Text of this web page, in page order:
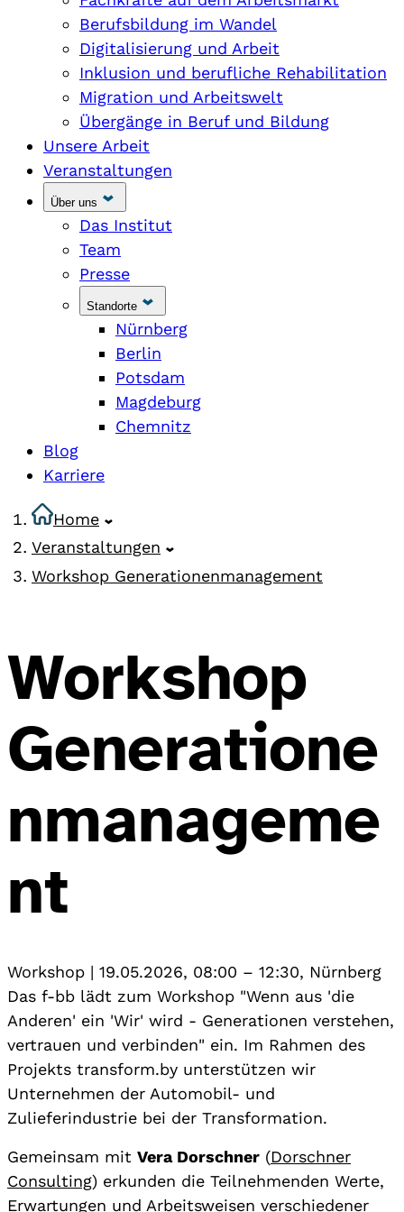
Berufsbildung im Wandel
Digitalisierung und Arbeit
Inklusion und berufliche Rehabilitation
Migration und Arbeitswelt
Übergänge in Beruf und Bildung
Unsere Arbeit
Veranstaltungen
Über uns
Das Institut
Team
Presse
Standorte
Nürnberg
Berlin
Potsdam
Magdeburg
Chemnitz
Blog
Karriere
Home
Veranstaltungen
Workshop Generationenmanagement
Workshop
Generatione
nmanageme
nt
Workshop | 19.05.2026, 08:00 – 12:30, Nürnberg
Das f-bb lädt zum Workshop "Wenn aus 'die
Anderen' ein 'Wir' wird - Generationen verstehen,
vertrauen und verbinden" ein. Im Rahmen des
Projekts transform.by unterstützen wir
Unternehmen der Automobil- und
Zulieferindustrie bei der Transformation.
Gemeinsam mit Vera Dorschner (Dorschner
Consulting) erkunden die Teilnehmenden Werte,
Erwartungen und Arbeitsweisen verschiedener